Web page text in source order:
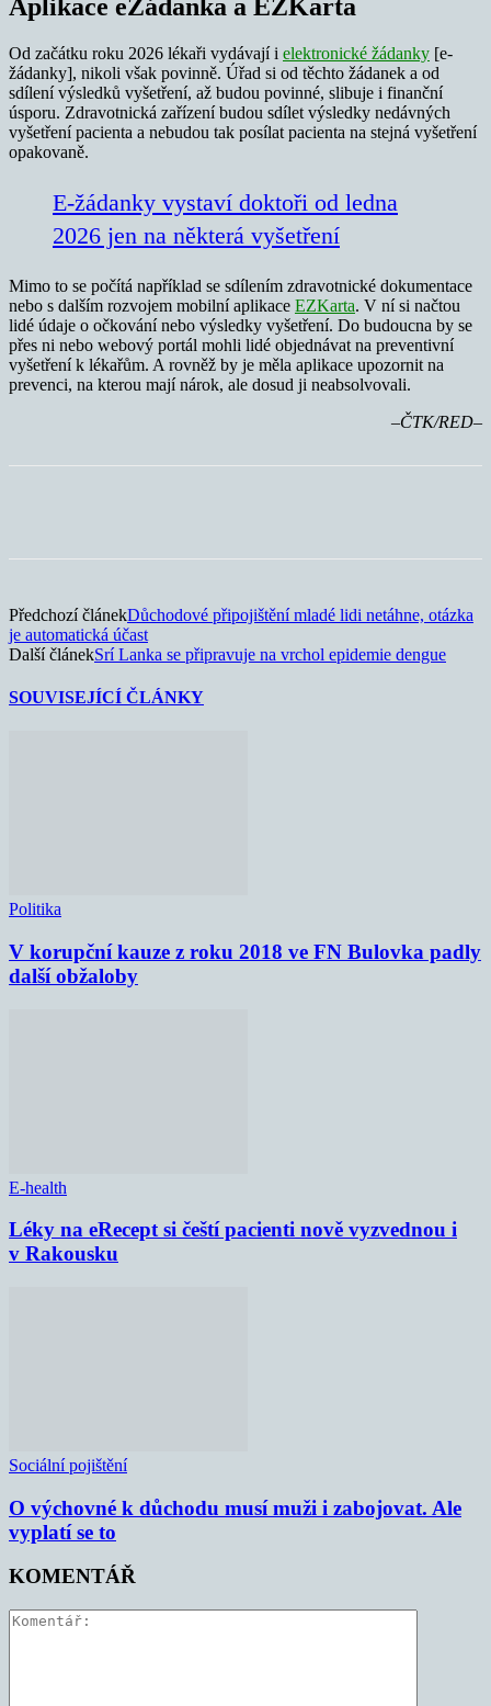
Aplikace eŽádanka a EZKarta
Od začátku roku 2026 lékaři vydávají i elektronické žádanky [e-
žádanky], nikoli však povinně. Úřad si od těchto žádanek a od
sdílení výsledků vyšetření, až budou povinné, slibuje i finanční
úsporu. Zdravotnická zařízení budou sdílet výsledky nedávných
vyšetření pacienta a nebudou tak posílat pacienta na stejná vyšetření
opakovaně.
E-žádanky vystaví doktoři od ledna
2026 jen na některá vyšetření
Mimo to se počítá například se sdílením zdravotnické dokumentace
nebo s dalším rozvojem mobilní aplikace EZKarta. V ní si načtou
lidé údaje o očkování nebo výsledky vyšetření. Do budoucna by se
přes ni nebo webový portál mohli lidé objednávat na preventivní
vyšetření k lékařům. A rovněž by je měla aplikace upozornit na
prevenci, na kterou mají nárok, ale dosud ji neabsolvovali.
–ČTK/RED–
Předchozí článekDůchodové připojištění mladé lidi netáhne, otázka
je automatická účast
Další článekSrí Lanka se připravuje na vrchol epidemie dengue
SOUVISEJÍCÍ ČLÁNKY
Politika
V korupční kauze z roku 2018 ve FN Bulovka padly
další obžaloby
E-health
Léky na eRecept si čeští pacienti nově vyzvednou i
v Rakousku
Sociální pojištění
O výchovné k důchodu musí muži i zabojovat. Ale
vyplatí se to
KOMENTÁŘ